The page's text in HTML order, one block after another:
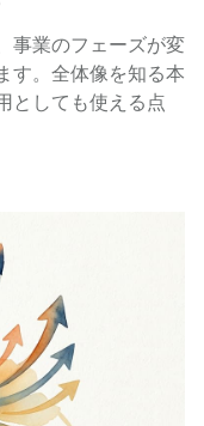
事業のフェーズが変
す。全体像を知る本
としても使える点